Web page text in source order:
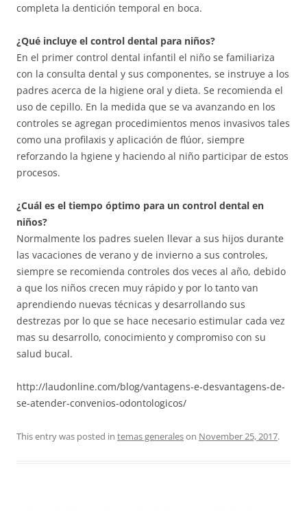
completa la dentición temporal en boca.
¿Qué incluye el control dental para niños?
En el primer control dental infantil el niño se familiariza
con la consulta dental y sus componentes, se instruye a los
padres acerca de la higiene oral y dieta. Se recomienda el
uso de cepillo. En la medida que se va avanzando en los
controles se agregan procedimientos menos invasivos tales
como una profilaxis y aplicación de flúor, siempre
reforzando la hgiene y haciendo al niño participar de estos
procesos.
¿Cuál es el tiempo óptimo para un control dental en
niños?
Normalmente los padres suelen llevar a sus hijos durante
las vacaciones de verano y de invierno a sus controles,
siempre se recomienda controles dos veces al año, debido
a que los niños crecen muy rápido y por lo tanto van
aprendiendo nuevas técnicas y desarrollando sus
destrezas por lo que se hace necesario estimular cada vez
mas su desarrollo, conocimiento y compromiso con su
salud bucal.
http://laudonline.com/blog/vantagens-e-desvantagens-de-
se-atender-convenios-odontologicos/
This entry was posted in temas generaleson November 25, 2017.